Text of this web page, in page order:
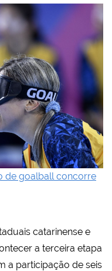
de goalball concorre
catarinense e
a terceira etapa
a participação de seis